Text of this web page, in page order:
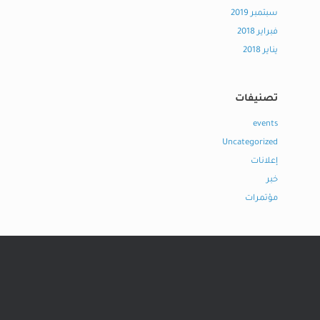
سبتمبر 2019
فبراير 2018
يناير 2018
تصنيفات
events
Uncategorized
إعلانات
خبر
مؤتمرات